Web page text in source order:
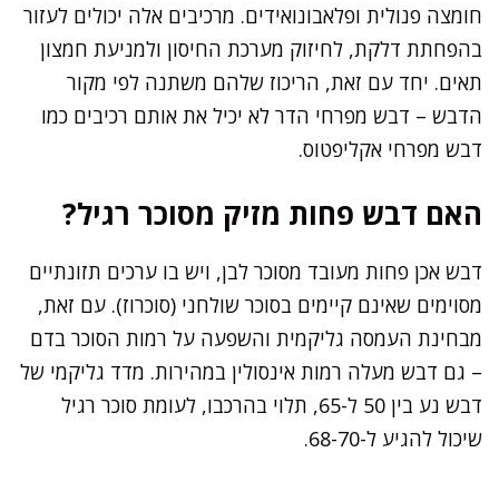
חומצה פנולית ופלאבונואידים. מרכיבים אלה יכולים לעזור
בהפחתת דלקת, לחיזוק מערכת החיסון ולמניעת חמצון
תאים. יחד עם זאת, הריכוז שלהם משתנה לפי מקור
הדבש – דבש מפרחי הדר לא יכיל את אותם רכיבים כמו
דבש מפרחי אקליפטוס.
האם דבש פחות מזיק מסוכר רגיל?
דבש אכן פחות מעובד מסוכר לבן, ויש בו ערכים תזונתיים
מסוימים שאינם קיימים בסוכר שולחני (סוכרוז). עם זאת,
מבחינת העמסה גליקמית והשפעה על רמות הסוכר בדם
– גם דבש מעלה רמות אינסולין במהירות. מדד גליקמי של
דבש נע בין 50 ל-65, תלוי בהרכבו, לעומת סוכר רגיל
שיכול להגיע ל-68-70.